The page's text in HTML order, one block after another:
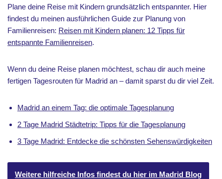
Plane deine Reise mit Kindern grundsätzlich entspannter. Hier
findest du meinen ausführlichen Guide zur Planung von
Familienreisen: Reisen mit Kindern planen: 12 Tipps für
entspannte Familienreisen.
Wenn du deine Reise planen möchtest, schau dir auch meine
fertigen Tagesrouten für Madrid an – damit sparst du dir viel Zeit.
Madrid an einem Tag: die optimale Tagesplanung
2 Tage Madrid Städtetrip: Tipps für die Tagesplanung
3 Tage Madrid: Entdecke die schönsten Sehenswürdigkeiten
Weitere hilfreiche Infos findest du hier im Madrid Blog